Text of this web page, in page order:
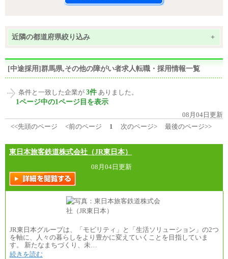
近隣の都道府県絞り込み +
[中途採用]群馬県,その他の障がい者求人転職・採用情報一覧
条件と一致した企業が 3件 ありました。
1ページ中の1ページ目を表示
08月04日更新
<<先頭のページ
<前のページ 1 次のページ> 最後のページ>>
東日本旅客鉄道株式会社（JR東日本）
08月04日更新
JR東日本グループは、「モビリティ」と「生活ソリューション」の2つ
を軸に、人々の暮らしをより豊かに変えていくことを目指していま
す。 新たなまちづくり、未…
続きを読む